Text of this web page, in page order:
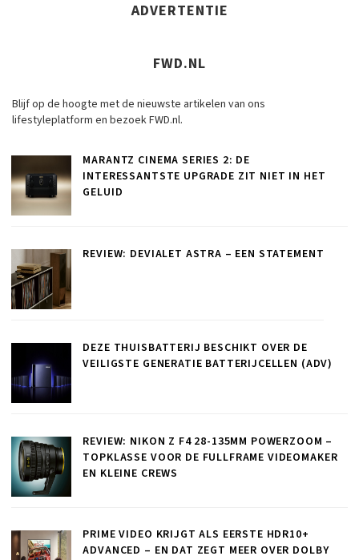
ADVERTENTIE
FWD.NL
Blijf op de hoogte met de nieuwste artikelen van ons
lifestyleplatform en bezoek FWD.nl.
MARANTZ CINEMA SERIES 2: DE
INTERESSANTSTE UPGRADE ZIT NIET IN HET
GELUID
REVIEW: DEVIALET ASTRA – EEN STATEMENT
DEZE THUISBATTERIJ BESCHIKT OVER DE
VEILIGSTE GENERATIE BATTERIJCELLEN (ADV)
REVIEW: NIKON Z F4 28-135MM POWERZOOM –
TOPKLASSE VOOR DE FULLFRAME VIDEOMAKER
EN KLEINE CREWS
PRIME VIDEO KRIJGT ALS EERSTE HDR10+
ADVANCED – EN DAT ZEGT MEER OVER DOLBY